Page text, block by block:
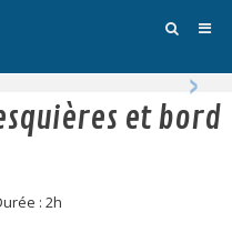
›
et bord
: 2h